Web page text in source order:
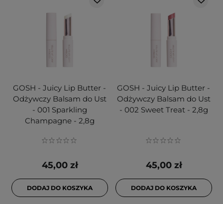
GOSH - Juicy Lip Butter -
Odżywczy Balsam do Ust
- 001 Sparkling
Champagne - 2,8g
45,00 zł
DODAJ DO KOSZYKA
GOSH - Juicy Lip Butter -
Odżywczy Balsam do Ust
- 002 Sweet Treat - 2,8g
45,00 zł
DODAJ DO KOSZYKA